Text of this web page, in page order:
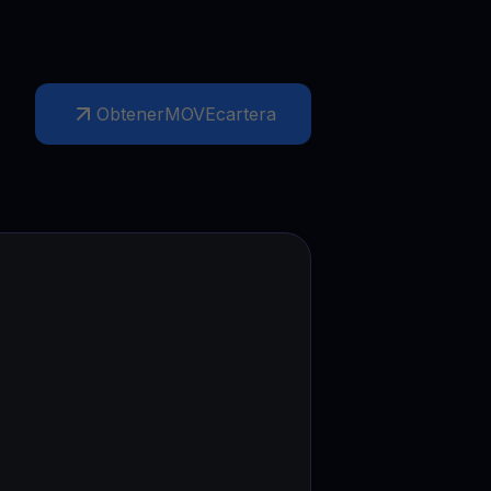
ObtenerMOVEcartera